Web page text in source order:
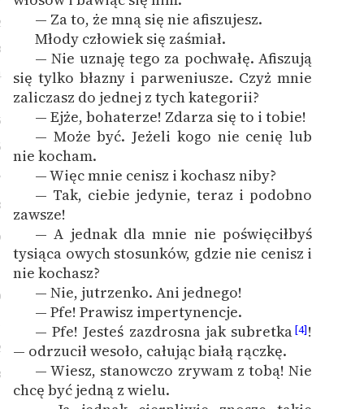
— Za to, że mną się nie afiszujesz.
Młody człowiek się zaśmiał.
— Nie uznaję tego za pochwałę. Afiszują
się tylko błazny i parweniusze. Czyż mnie
zaliczasz do jednej z tych kategorii?
— Ejże, bohaterze! Zdarza się to i tobie!
— Może być. Jeżeli kogo nie cenię lub
nie kocham.
— Więc mnie cenisz i kochasz niby?
— Tak, ciebie jedynie, teraz i podobno
zawsze!
— A jednak dla mnie nie poświęciłbyś
tysiąca owych stosunków, gdzie nie cenisz i
nie kochasz?
— Nie, jutrzenko. Ani jednego!
— Pfe! Prawisz impertynencje.
— Pfe! Jesteś zazdrosna jak subretka[4]!
— odrzucił wesoło, całując białą rączkę.
— Wiesz, stanowczo zrywam z tobą! Nie
chcę być jedną z wielu.